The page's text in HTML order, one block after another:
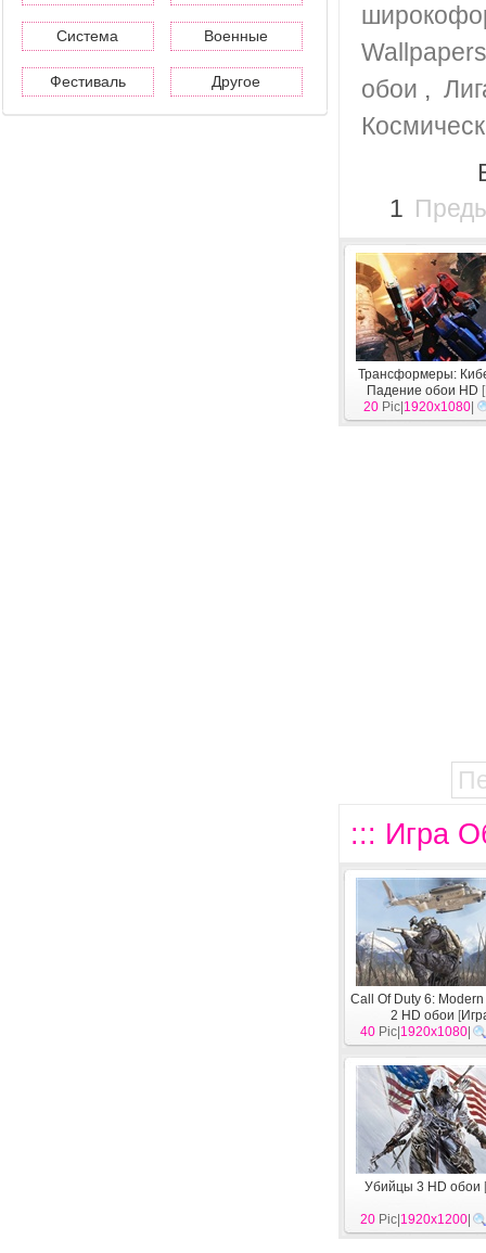
Система Военные
Фестиваль Другое
Wallpapers
обои ,
1
Трансформеры:
Падение обои HD [
20 Pic| 1920x1080
::: Игра
Call Of Duty 6:
2 HD обои [
40 Pic| 1920x1080
Убийцы 3 HD обои
20 Pic| 1920x1200